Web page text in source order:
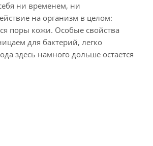
ни временем, ни
на организм в целом:
поры кожи. Особые свойства
для бактерий, легко
здесь намного дольше остается